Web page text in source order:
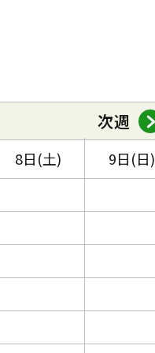
次週
8日(土) 9日(日)